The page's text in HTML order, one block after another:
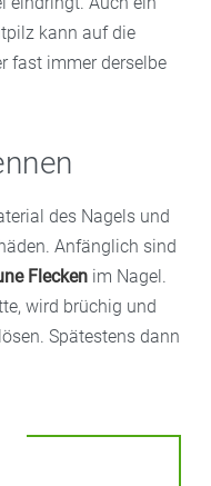
kann auf die
fast immer derselbe
des Nagels und
Anfänglich sind
Flecken im Nagel.
wird brüchig und
Spätestens dann